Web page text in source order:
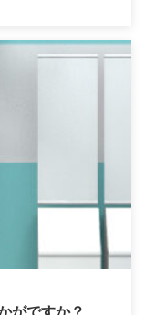
がですか？